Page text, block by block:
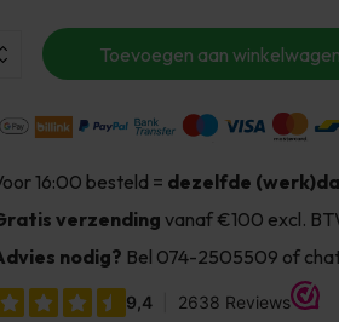
Toevoegen aan winkelwagen
16:00 besteld = dezelfde
verzendingvanaf €100 excl.
nodig? Bel 074-2505509 of